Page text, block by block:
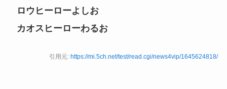
ロウヒーローよしお
カオスヒーローわるお
引用元:https://mi.5ch.net/test/read.cgi/news4vip/1645624818/